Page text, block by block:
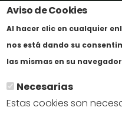
Aviso de Cookies
Al hacer clic en cualquier
nos está dando su
las mismas en su
Necesarias
Estas cookies son
Trabaja con nosotros
Informes y
Perfil del contratante
Oficinas de Turismo